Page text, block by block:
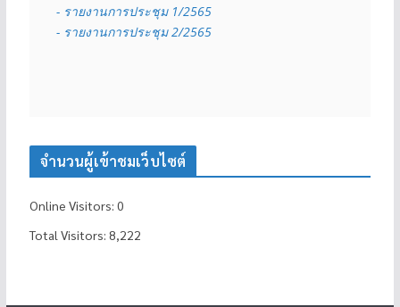
- รายงานการประชุม 1/2565
- รายงานการประชุม 2/2565
จำนวนผู้เข้าชมเว็บไซต์
Online Visitors: 0
Total Visitors: 8,222